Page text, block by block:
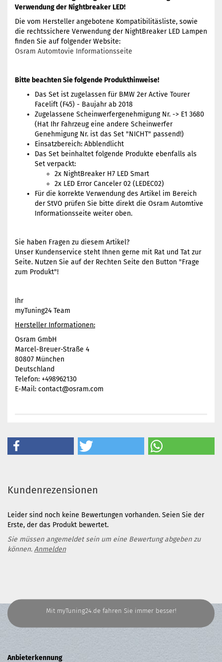
Verwendung der Nightbreaker LED!
Die vom Hersteller angebotene Kompatibilitäsliste, sowie
die rechtssichere Verwendung der NightBreaker LED Lampen
finden Sie auf folgender Website:
Osram Automtovie Informationsseite
Bitte beachten Sie folgende Produkthinweise!
Das Set ist zugelassen für BMW 2er Active Tourer
Facelift (F45) - Baujahr ab 2018
Zugelassene Scheinwerfergenehmigung Nr. -> E1 3680
(Hat Ihr Fahrzeug eine andere Scheinwerfer
Genehmigung Nr. ist das Set "NICHT" passend!)
Einsatzbereich: Abblendlicht
Das Set beinhaltet folgende Produkte ebenfalls als
Set verpackt:
2x NightBreaker H7 LED Smart
2x LED Error Canceler 02 (LEDEC02)
Für die korrekte Verwendung des Artikel im Bereich
der StVO prüfen Sie bitte direkt die Osram Automtive
Informationsseite weiter oben.
Sie haben Fragen zu diesem Artikel?
Unser Kundenservice steht Ihnen gerne mit Rat und Tat zur
Seite. Nutzen Sie auf der Rechten Seite den Button "Frage
zum Produkt"!
Ihr
myTuning24 Team
Hersteller Informationen:
Osram GmbH
Marcel-Breuer-Straße 4
80807 München
Deutschland
Telefon: +498962130
E-Mail: contact@osram.com
Kundenrezensionen
Leider sind noch keine Bewertungen vorhanden. Seien Sie der
Erste, der das Produkt bewertet.
Sie müssen angemeldet sein um eine Bewertung abgeben zu
können. Anmelden
Mit myTuning24.de fahren Sie immer besser!
Anbieterkennung